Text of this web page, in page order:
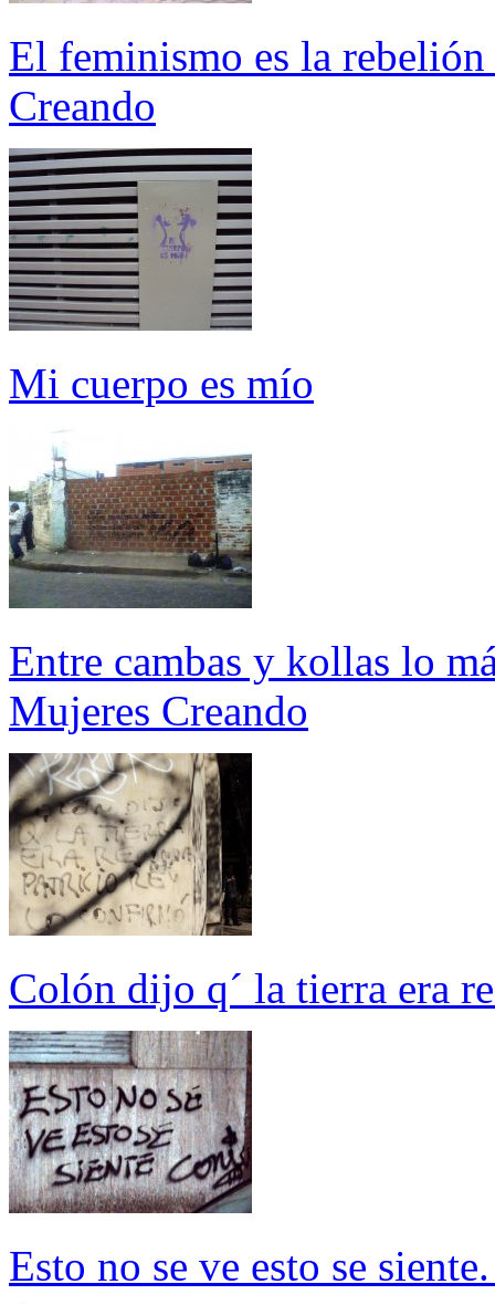
El feminismo es la
Creando
Mi cuerpo es mío
Entre cambas y kollas lo
Mujeres Creando
Colón dijo q´ la tierra era
Esto no se ve esto se